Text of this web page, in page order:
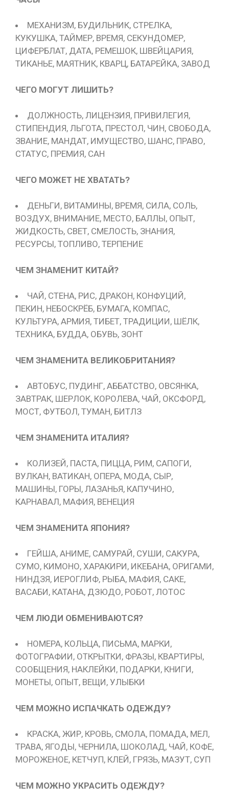
МЕХАНИЗМ, БУДИЛЬНИК, СТРЕЛКА,
КУКУШКА, ТАЙМЕР, ВРЕМЯ, СЕКУНДОМЕР,
ЦИФЕРБЛАТ, ДАТА, РЕМЕШОК, ШВЕЙЦАРИЯ,
ТИКАНЬЕ, МАЯТНИК, КВАРЦ, БАТАРЕЙКА, ЗАВОД
ЧЕГО МОГУТ ЛИШИТЬ?
ДОЛЖНОСТЬ, ЛИЦЕНЗИЯ, ПРИВИЛЕГИЯ,
СТИПЕНДИЯ, ЛЬГОТА, ПРЕСТОЛ, ЧИН, СВОБОДА,
ЗВАНИЕ, МАНДАТ, ИМУЩЕСТВО, ШАНС, ПРАВО,
СТАТУС, ПРЕМИЯ, САН
ЧЕГО МОЖЕТ НЕ ХВАТАТЬ?
ДЕНЬГИ, ВИТАМИНЫ, ВРЕМЯ, СИЛА, СОЛЬ,
ВОЗДУХ, ВНИМАНИЕ, МЕСТО, БАЛЛЫ, ОПЫТ,
ЖИДКОСТЬ, СВЕТ, СМЕЛОСТЬ, ЗНАНИЯ,
РЕСУРСЫ, ТОПЛИВО, ТЕРПЕНИЕ
ЧЕМ ЗНАМЕНИТ КИТАЙ?
ЧАЙ, СТЕНА, РИС, ДРАКОН, КОНФУЦИЙ,
ПЕКИН, НЕБОСКРЁБ, БУМАГА, КОМПАС,
КУЛЬТУРА, АРМИЯ, ТИБЕТ, ТРАДИЦИИ, ШЁЛК,
ТЕХНИКА, БУДДА, ОБУВЬ, ЗОНТ
ЧЕМ ЗНАМЕНИТА ВЕЛИКОБРИТАНИЯ?
АВТОБУС, ПУДИНГ, АББАТСТВО, ОВСЯНКА,
ЗАВТРАК, ШЕРЛОК, КОРОЛЕВА, ЧАЙ, ОКСФОРД,
МОСТ, ФУТБОЛ, ТУМАН, БИТЛЗ
ЧЕМ ЗНАМЕНИТА ИТАЛИЯ?
КОЛИЗЕЙ, ПАСТА, ПИЦЦА, РИМ, САПОГИ,
ВУЛКАН, ВАТИКАН, ОПЕРА, МОДА, СЫР,
МАШИНЫ, ГОРЫ, ЛАЗАНЬЯ, КАПУЧИНО,
КАРНАВАЛ, МАФИЯ, ВЕНЕЦИЯ
ЧЕМ ЗНАМЕНИТА ЯПОНИЯ?
ГЕЙША, АНИМЕ, САМУРАЙ, СУШИ, САКУРА,
СУМО, КИМОНО, ХАРАКИРИ, ИКЕБАНА, ОРИГАМИ,
НИНДЗЯ, ИЕРОГЛИФ, РЫБА, МАФИЯ, САКЕ,
ВАСАБИ, КАТАНА, ДЗЮДО, РОБОТ, ЛОТОС
ЧЕМ ЛЮДИ ОБМЕНИВАЮТСЯ?
НОМЕРА, КОЛЬЦА, ПИСЬМА, МАРКИ,
ФОТОГРАФИИ, ОТКРЫТКИ, ФРАЗЫ, КВАРТИРЫ,
СООБЩЕНИЯ, НАКЛЕЙКИ, ПОДАРКИ, КНИГИ,
МОНЕТЫ, ОПЫТ, ВЕЩИ, УЛЫБКИ
ЧЕМ МОЖНО ИСПАЧКАТЬ ОДЕЖДУ?
КРАСКА, ЖИР, КРОВЬ, СМОЛА, ПОМАДА, МЕЛ,
ТРАВА, ЯГОДЫ, ЧЕРНИЛА, ШОКОЛАД, ЧАЙ, КОФЕ,
МОРОЖЕНОЕ, КЕТЧУП, КЛЕЙ, ГРЯЗЬ, МАЗУТ, СУП
ЧЕМ МОЖНО УКРАСИТЬ ОДЕЖДУ?